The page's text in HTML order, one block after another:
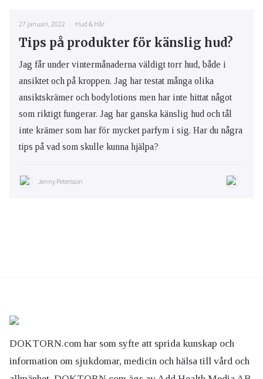
27 januari, 2022 Hud & Hår
Tips på produkter för känslig hud?
Jag får under vintermånaderna väldigt torr hud, både i
ansiktet och på kroppen. Jag har testat många olika
ansiktskrämer och bodylotions men har inte hittat något
som riktigt fungerar. Jag har ganska känslig hud och tål
inte krämer som har för mycket parfym i sig. Har du några
tips på vad som skulle kunna hjälpa?
Jenny Petersson
DOKTORN.com har som syfte att sprida kunskap och
information om sjukdomar, medicin och hälsa till vård och